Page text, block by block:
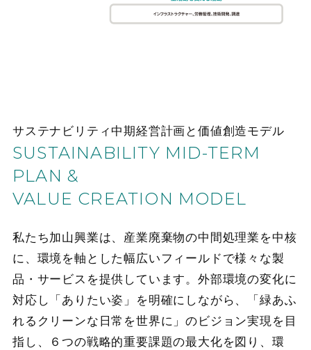
サステナビリティ中期経営計画と価値創造モデル
SUSTAINABILITY MID-TERM
PLAN &
VALUE CREATION MODEL
私たち加山興業は、産業廃棄物の中間処理業を中核
に、環境を軸とした幅広いフィールドで様々な製
品・サービスを提供しています。外部環境の変化に
対応し「ありたい姿」を明確にしながら、「緑あふ
れるクリーンな日常を世界に」のビジョン実現を目
指し、６つの戦略的重要課題の最大化を図り、環